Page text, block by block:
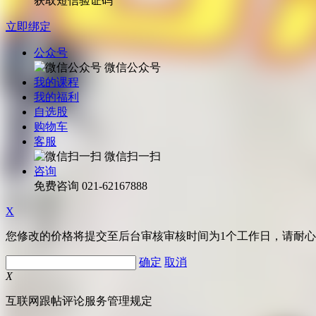
立即绑定
公众号
微信公众号
我的课程
我的福利
自选股
购物车
客服
微信扫一扫
咨询
免费咨询 021-62167888
X
您修改的价格将提交至后台审核审核时间为1个工作日，请耐
确定 取消
X
互联网跟帖评论服务管理规定